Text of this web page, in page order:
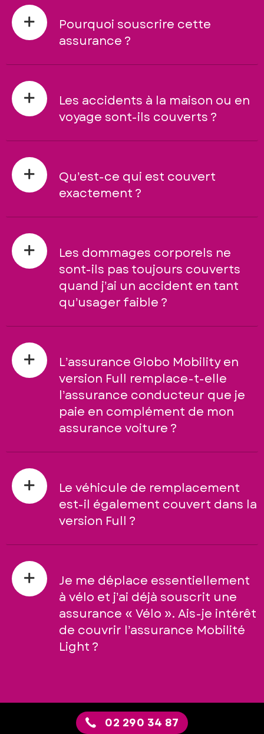
Pourquoi souscrire cette
assurance ?
Les accidents à la maison ou en
voyage sont-ils couverts ?
Qu’est-ce qui est couvert
exactement ?
Les dommages corporels ne
sont-ils pas toujours couverts
quand j’ai un accident en tant
qu’usager faible ?
L’assurance Globo Mobility en
version Full remplace-t-elle
l’assurance conducteur que je
paie en complément de mon
assurance voiture ?
Le véhicule de remplacement
est-il également couvert dans la
version Full ?
Je me déplace essentiellement
à vélo et j’ai déjà souscrit une
assurance « Vélo ». Ais-je intérêt
de couvrir l’assurance Mobilité
Light ?
02 290 34 87